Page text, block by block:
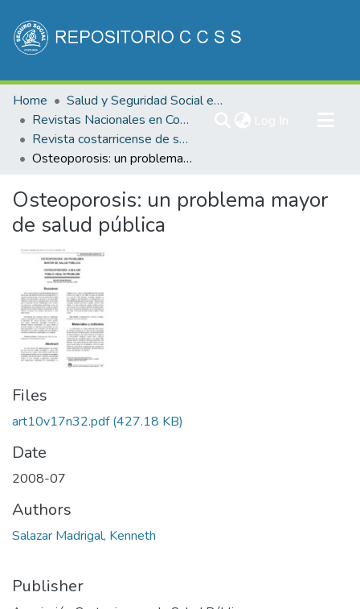
Communities & Collections
All of DSpace
Statistics
Home
Salud y Seguridad Social en Costa Rica
Revistas Nacionales en Costa Rica
Revista costarricense de salud Pública
Osteoporosis: un problema mayor de salud pública
Osteoporosis: un problema mayor
de salud pública
Files
art10v17n32.pdf(427.18 KB)
Date
2008-07
Authors
Salazar Madrigal, Kenneth
Publisher